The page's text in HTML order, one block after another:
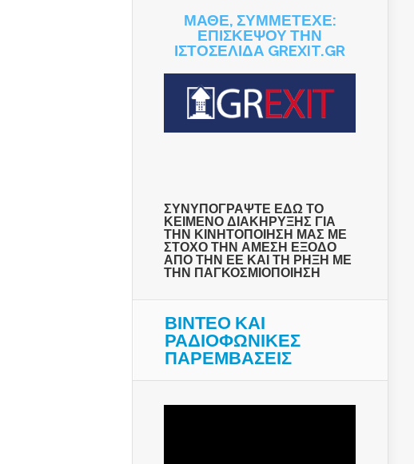
ΜΑΘΕ, ΣΥΜΜΕΤΕΧΕ:
ΕΠΙΣΚΕΨΟΥ ΤΗΝ
ΙΣΤΟΣΕΛΙΔΑ GREXIT.GR
ΣΥΝΥΠΟΓΡΑΨΤΕ ΕΔΩ ΤΟ
ΚΕΙΜΕΝΟ ΔΙΑΚΗΡΥΞΗΣ ΓΙΑ
ΤΗΝ ΚΙΝΗΤΟΠΟΙΗΣΗ ΜΑΣ ΜΕ
ΣΤΟΧΟ ΤΗΝ ΑΜΕΣΗ ΕΞΟΔΟ
ΑΠΟ ΤΗΝ ΕΕ ΚΑΙ ΤΗ ΡΗΞΗ ΜΕ
ΤΗΝ ΠΑΓΚΟΣΜΙΟΠΟΙΗΣΗ
ΒΙΝΤΕΟ ΚΑΙ
ΡΑΔΙΟΦΩΝΙΚΕΣ
ΠΑΡΕΜΒΑΣΕΙΣ